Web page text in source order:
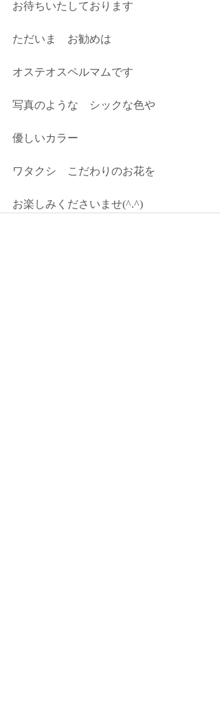
お待ちいたしております
ただいま　お勧めは
オステオスペルマムです
写真のような　シックな色や
優しいカラー
ワタクシ　こだわりのお花を
お楽しみくださいませ(^.^)